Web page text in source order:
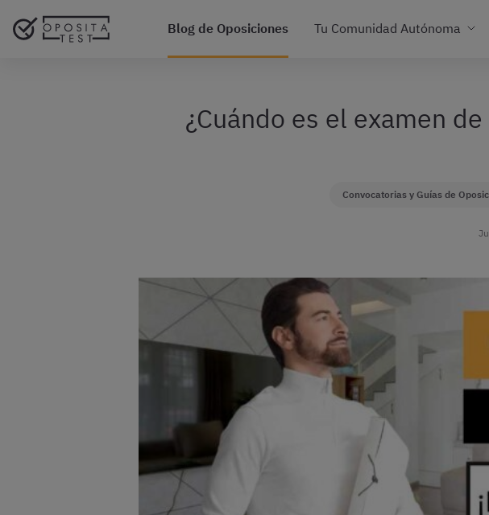
Blog de Oposiciones Tu Comunidad Autónoma
¿Cuándo es el examen
Convocatorias y Guías de